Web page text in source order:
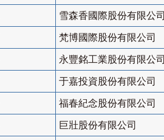
雪森香國際股份有限公司
梵博國際股份有限公司
永豐銘工業股份有限公司
于嘉投資股份有限公司
福春紀念股份有限公司
巨壯股份有限公司